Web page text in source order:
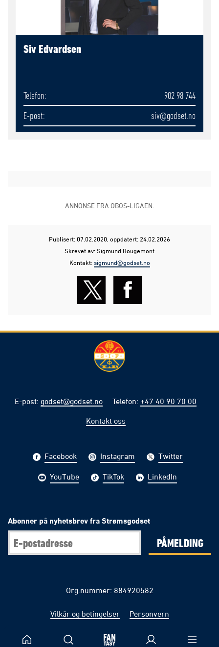
Siv Edvardsen
Telefon
902 98 744
E-post
siv@godset.no
ANNONSE FRA OBOS-LIGAEN:
Publisert: 07.02.2020 , oppdatert: 24.02.2026
Skrevet av: Sigmund Rougemont
Kontakt:sigmund@godset.no
E-post: godset@godset.no Telefon: +47 40 90 70 00
Kontakt oss
Facebook Instagram Twitter
YouTube TikTok LinkedIn
Abonner på nyhetsbrev fra Strømsgodset
PÅMELDING
Org.nummer: 884920582
Vilkår og betingelser Personvern